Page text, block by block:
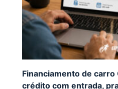
Financiamento de
crédito com entrada,